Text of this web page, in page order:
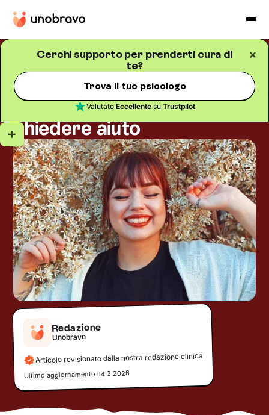
Cerchi supporto per prenderti cura di
te?
Trova il tuo psicologo
Valutato Eccellentesu Trustpilot
minuti di lettura
Benessere psicologico:
segnali, strategie e quando
chiedere aiuto
Redazione
Unobravo
Articolo revisionato dalla nostra redazione clinica
Ultimo aggiornamento il4.3.2026